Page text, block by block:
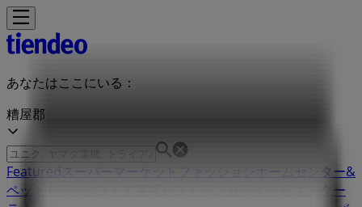
あなたはここにいる：
糟屋郡
Featured スーパーマーケット
ホームセンター&
ペット
カラオケ & エンター